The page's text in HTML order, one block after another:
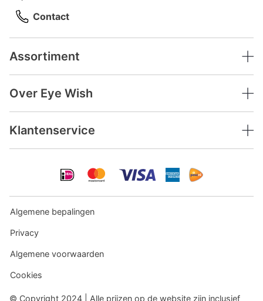
Assortiment
Over Eye Wish
Klantenservice
Contact
© Copyright 2024 | Alle prijzen op de website zijn inclusief
Algemene bepalingen
Privacy
Algemene voorwaarden
Cookies